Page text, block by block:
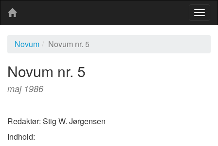
Novum
Novum nr. 5
Novum nr. 5
maj 1986
Redaktør: Stig W. Jørgensen
Indhold: